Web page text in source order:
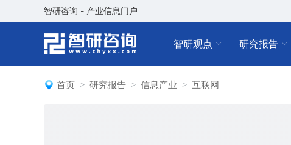
智研咨询 - 产业信息门户
智研观点 研究报告
首页 研究报告 信息产业 互联网